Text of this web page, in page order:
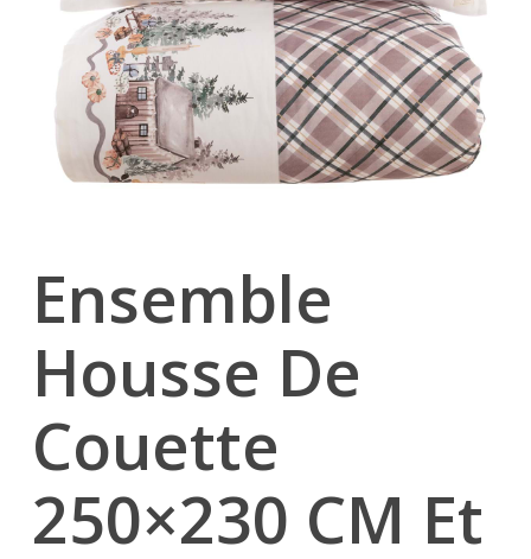
Ensemble
Housse De
Couette
250×230 CM Et